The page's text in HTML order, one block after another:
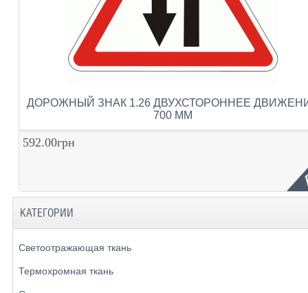
ДОРОЖНЫЙ ЗНАК 1.26 ДВУХСТОРОННЕЕ
700 ММ
592.00грн
КАТЕГОРИИ
Светоотражающая ткань
Термохромная ткань